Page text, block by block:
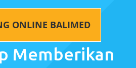
ONLINE BALIMED
Memberikan